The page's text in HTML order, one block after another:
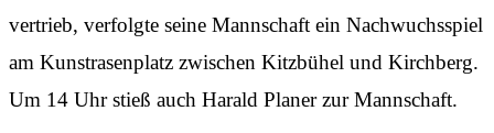
vertrieb, verfolgte seine Mannschaft ein Nachwuchsspiel
am Kunstrasenplatz zwischen Kitzbühel und Kirchberg.
Um 14 Uhr stieß auch Harald Planer zur Mannschaft.